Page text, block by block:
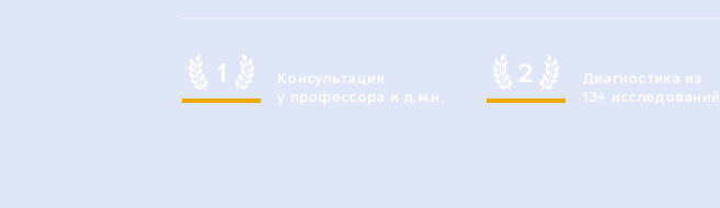
1
Консультация
у профессора и д.м.н.
2
Диагностика из
13+ исследований